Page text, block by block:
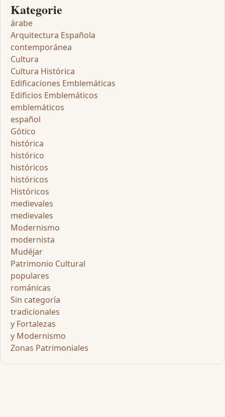
Kategorie
árabe
Arquitectura Española
contemporánea
Cultura
Cultura Histórica
Edificaciones Emblemáticas
Edificios Emblemáticos
emblemáticos
español
Gótico
histórica
histórico
históricos
históricos
Históricos
medievales
medievales
Modernismo
modernista
Mudéjar
Patrimonio Cultural
populares
románicas
Sin categoría
tradicionales
y Fortalezas
y Modernismo
Zonas Patrimoniales